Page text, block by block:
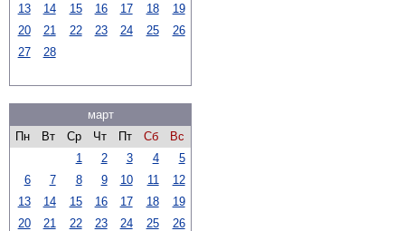
13
14 15 16 17 18
19
20
21 22 23 24 25
26
27
28
март
Пн
Вт Ср Чт Пт Сб
Вс
1
2 3 4
5
6
7 8 9 10 11
12
13
14 15 16 17 18
19
20
21 22 23 24 25
26